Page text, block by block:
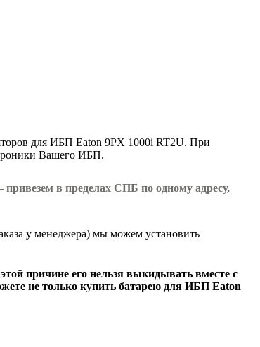
для ИБП Eaton 9PX 1000i RT2U. При
Вашего ИБП.
в пределах СПБ по одному адресу,
у менеджера) мы можем установить
причине его нельзя выкидывать вместе с
не только купить батарею для ИБП Eaton